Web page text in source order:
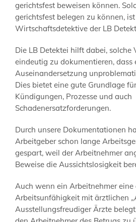
gerichtsfest beweisen können.
gerichtsfest belegen zu können,
Wirtschaftsdetektive der LB
Die LB Detektei hilft dabei, solche
eindeutig zu dokumentieren, dass
Auseinandersetzung
Dies bietet eine gute Grundlage
Kündigungen, Prozesse und auch
Schadenersatzforderungen.
Durch unsere Dokumentationen
Arbeitgeber schon lange
gespart, weil der Arbeitnehmer
Beweise die Aussichtslosigkeit
Auch wenn ein Arbeitnehmer eine
Arbeitsunfähigkeit mit ärztlichen
Ausstellungsfreudiger Ärzte